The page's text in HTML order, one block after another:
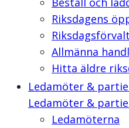
Riksdagens
Allmänna
Hitta äldre
Ledamöter &
Ledamöter &
Ledamöterna